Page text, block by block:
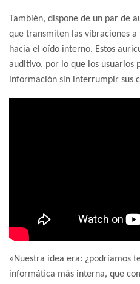
También, dispone de un par de
que transmiten las vibraciones a
hacia el oído interno. Estos
auditivo, por lo que los usuarios
información sin interrumpir sus
«Nuestra idea era: ¿podríamos
informática más interna, que